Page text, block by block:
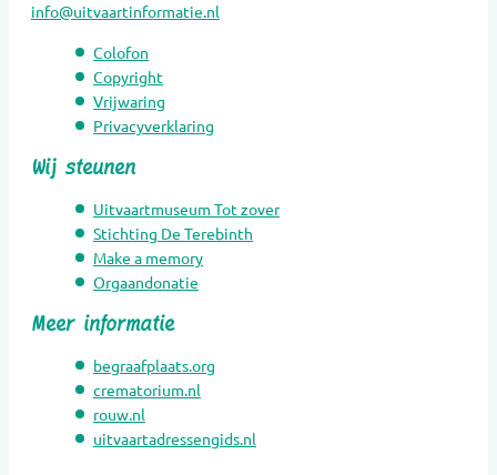
Hospice
Kinderen Uitvaartverzorging
Kinderen Urnen
Mediators
Muzikanten / Uitvaartmuziek
Nalatenschaps afwikkeling
Natuurbegraafplaatsen
Natuursteen
Opleidingen
Overlijdensberichten
Repatriëring
Ritueelbegeleiding
info@uitvaartinformatie.nl
Colofon
Copyright
Vrijwaring
Privacyverklaring
Wij steunen
Uitvaartmuseum Tot zover
Stichting De Terebinth
Make a memory
Orgaandonatie
Meer informatie
begraafplaats.org
crematorium.nl
rouw.nl
uitvaartadressengids.nl